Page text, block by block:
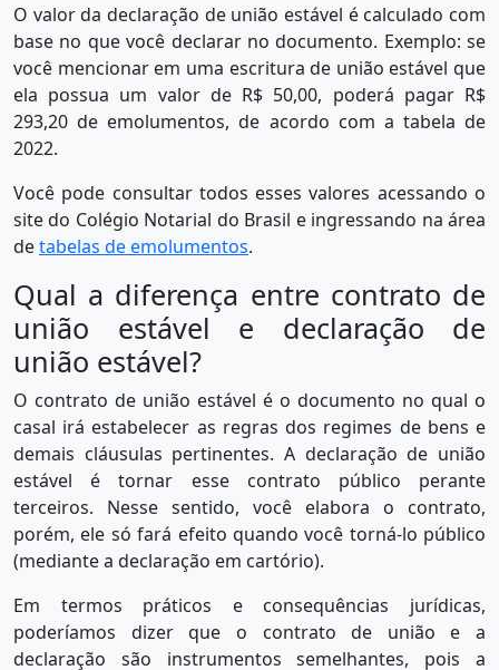
O valor da declaração de união estável é calculado com
base no que você declarar no documento. Exemplo: se
você mencionar em uma escritura de união estável que
ela possua um valor de R$ 50,00, poderá pagar R$
293,20 de emolumentos, de acordo com a tabela de
2022.
Você pode consultar todos esses valores acessando o
site do Colégio Notarial do Brasil e ingressando na área
detabelas de emolumentos.
Qual a diferença entre contrato de
união estável e declaração de
união estável?
O contrato de união estável é o documento no qual o
casal irá estabelecer as regras dos regimes de bens e
demais cláusulas pertinentes. A declaração de união
estável é tornar esse contrato público perante
terceiros. Nesse sentido, você elabora o contrato,
porém, ele só fará efeito quando você torná-lo público
(mediante a declaração em cartório).
Em termos práticos e consequências jurídicas,
poderíamos dizer que o contrato de união e a
declaração são instrumentos semelhantes, pois a